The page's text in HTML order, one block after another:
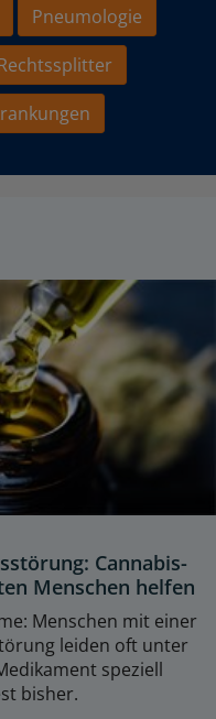
Pneumologie
Cannabis-
Menschen helfen
Menschen mit einer
leiden oft unter
speziell
bisher.